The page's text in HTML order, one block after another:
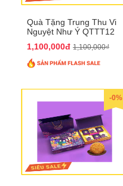
Quà Tặng Trung Thu Vi
Nguyệt Như Ý QTTT12
1,100,000đ 1,100,000₫
-0%